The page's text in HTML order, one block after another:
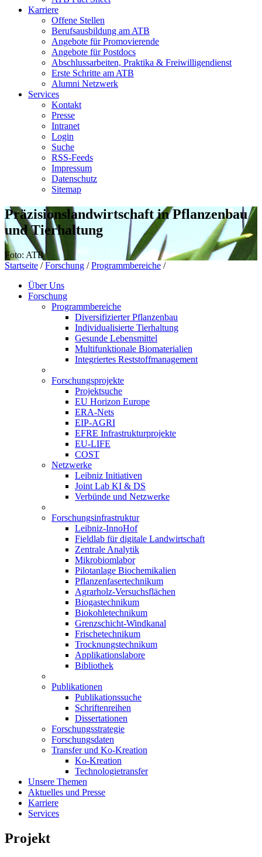
Karriere
Offene Stellen
Berufsausbildung am ATB
Angebote für Promovierende
Angebote für Postdocs
Abschlussarbeiten, Praktika & Freiwilligendienst
Erste Schritte am ATB
Alumni Netzwerk
Services
Kontakt
Presse
Intranet
Login
Suche
RSS-Feeds
Impressum
Datenschutz
Sitemap
Präzisionslandwirtschaft in Pflanzenbau
und Tierhaltung
Foto: ATB
Startseite / Forschung / Programmbereiche /
Über Uns
Forschung
Programmbereiche
Diversifizierter Pflanzenbau
Individualisierte Tierhaltung
Gesunde Lebensmittel
Multifunktionale Biomaterialien
Integriertes Reststoffmanagement
Forschungsprojekte
Projektsuche
EU Horizon Europe
ERA-Nets
EIP-AGRI
EFRE Infrastrukturprojekte
EU-LIFE
COST
Netzwerke
Leibniz Initiativen
Joint Lab KI & DS
Verbünde und Netzwerke
Forschungsinfrastruktur
Leibniz-InnoHof
Fieldlab für digitale Landwirtschaft
Zentrale Analytik
Mikrobiomlabor
Pilotanlage Biochemikalien
Pflanzenfasertechnikum
Agrarholz-Versuchsflächen
Biogastechnikum
Biokohletechnikum
Grenzschicht-Windkanal
Frischetechnikum
Trocknungstechnikum
Applikationslabore
Bibliothek
Publikationen
Publikationssuche
Schriftenreihen
Dissertationen
Forschungsstrategie
Forschungsdaten
Transfer und Ko-Kreation
Ko-Kreation
Technologietransfer
Unsere Themen
Aktuelles und Presse
Karriere
Services
Projekt